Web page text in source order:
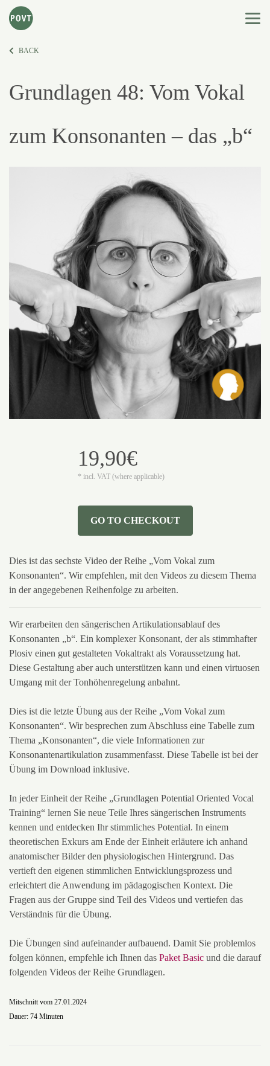
BACK
Grundlagen 48: Vom Vokal
zum Konsonanten – das „b“
19,90€
* incl. VAT (where applicable)
GO TO CHECKOUT
Dies ist das sechste Video der Reihe „Vom Vokal zum
Konsonanten“. Wir empfehlen, mit den Videos zu diesem Thema
in der angegebenen Reihenfolge zu arbeiten.
Wir erarbeiten den sängerischen Artikulationsablauf des
Konsonanten „b“. Ein komplexer Konsonant, der als stimmhafter
Plosiv einen gut gestalteten Vokaltrakt als Voraussetzung hat.
Diese Gestaltung aber auch unterstützen kann und einen virtuosen
Umgang mit der Tonhöhenregelung anbahnt.
Dies ist die letzte Übung aus der Reihe „Vom Vokal zum
Konsonanten“. Wir besprechen zum Abschluss eine Tabelle zum
Thema „Konsonanten“, die viele Informationen zur
Konsonantenartikulation zusammenfasst. Diese Tabelle ist bei der
Übung im Download inklusive.
In jeder Einheit der Reihe „Grundlagen Potential Oriented Vocal
Training“ lernen Sie neue Teile Ihres sängerischen Instruments
kennen und entdecken Ihr stimmliches Potential. In einem
theoretischen Exkurs am Ende der Einheit erläutere ich anhand
anatomischer Bilder den physiologischen Hintergrund. Das
vertieft den eigenen stimmlichen Entwicklungsprozess und
erleichtert die Anwendung im pädagogischen Kontext. Die
Fragen aus der Gruppe sind Teil des Videos und vertiefen das
Verständnis für die Übung.
Die Übungen sind aufeinander aufbauend. Damit Sie problemlos
folgen können, empfehle ich Ihnen das Paket Basic und die darauf
folgenden Videos der Reihe Grundlagen.
Mitschnitt vom 27.01.2024
Dauer: 74 Minuten